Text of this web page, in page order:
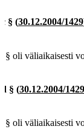
§ (30.12.2004/1429
§ oli väliaikaisesti
§ (30.12.2004/
§ oli väliaikaisesti